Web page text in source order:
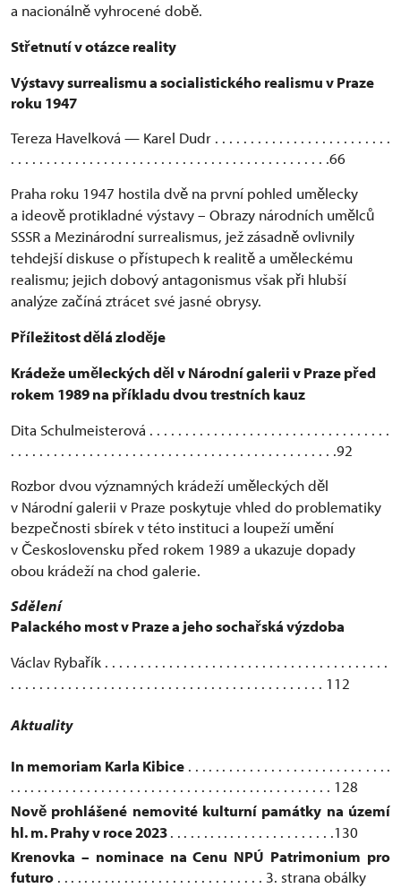
a nacionálně vyhrocené době.
Střetnutí v otázce reality
Výstavy surrealismu a socialistického realismu v Praze
roku 1947
Tereza Havelková — Karel Dudr . . . . . . . . . . . . . . . . . . . . . . . . .
. . . . . . . . . . . . . . . . . . . . . . . . . . . . . . . . . . . . . . . . . . . . .66
Praha roku 1947 hostila dvě na první pohled umělecky
a ideově protikladné výstavy – Obrazy národních umělců
SSSR a Mezinárodní surrealismus, jež zásadně ovlivnily
tehdejší diskuse o přístupech k realitě a uměleckému
realismu; jejich dobový antagonismus však při hlubší
analýze začíná ztrácet své jasné obrysy.
Příležitost dělá zloděje
Krádeže uměleckých děl v Národní galerii v Praze před
rokem 1989 na příkladu dvou trestních kauz
Dita Schulmeisterová . . . . . . . . . . . . . . . . . . . . . . . . . . . . . . . . . .
. . . . . . . . . . . . . . . . . . . . . . . . . . . . . . . . . . . . . . . . . . . . . .92
Rozbor dvou významných krádeží uměleckých děl
v Národní galerii v Praze poskytuje vhled do problematiky
bezpečnosti sbírek v této instituci a loupeží umění
v Československu před rokem 1989 a ukazuje dopady
obou krádeží na chod galerie.
Sdě
Palackého most v Praze a jeho sochařská výzdoba
Václav Rybařík . . . . . . . . . . . . . . . . . . . . . . . . . . . . . . . . . . . . . . . .
. . . . . . . . . . . . . . . . . . . . . . . . . . . . . . . . . . . . . . . . . . . . 112
Aktuality
In memoriam Karla Kibice . . . . . . . . . . . . . . . . . . . . . . . . . . . . .
. . . . . . . . . . . . . . . . . . . . . . . . . . . . . . . . . . . . . . . . . . . . . . 128
Nově prohlášené nemovité kulturní památky na území
hl. m. Prahy v roce 2023. . . . . . . . . . . . . . . . . . . . . . . .130
Krenovka – nominace na Cenu NPÚ Patrimonium pro
futuro . . . . . . . . . . . . . . . . . . . . . . . . . . . . . . 3. strana obálky